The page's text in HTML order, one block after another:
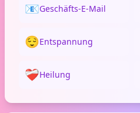
📧Geschäfts-E-Mail
😌Entspannung
❤️‍🩹Heilung